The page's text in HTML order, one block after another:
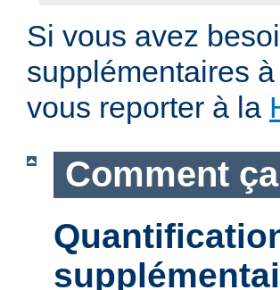
Si vous avez
supplémentaires
vous reporter à la
Comment